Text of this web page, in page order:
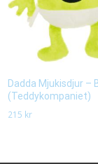
Dadda Mjukisdjur –
(Teddykompaniet)
215 kr